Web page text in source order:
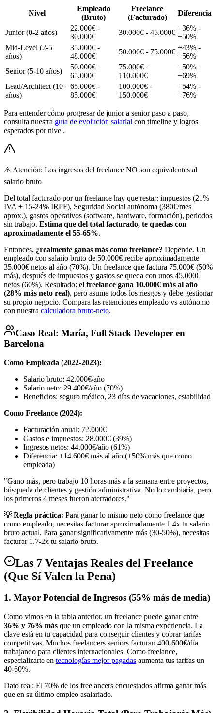
Nivel
Empleado
(Bruto)
Freelance
(Facturado)
Diferencia
Junior (0-2 años)
22.000€ -
30.000€
30.000€ - 45.000€
+36% -
+50%
Mid-Level (2-5
años)
35.000€ -
48.000€
50.000€ - 75.000€
+43% -
+56%
Senior (5-10 años)
50.000€ -
65.000€
75.000€ -
110.000€
+50% -
+69%
Lead/Architect (10+
años)
65.000€ -
85.000€
100.000€ -
150.000€
+54% -
+76%
Para entender cómo progresar de junior a senior paso a paso,
consulta nuestra guía de evolución salarial con timeline y logros
esperados por nivel.
⚠️ Atención: Los ingresos del freelance NO son equivalentes al
salario bruto
Del total facturado por un freelance hay que restar: impuestos (21%
IVA + 15-24% IRPF), Seguridad Social autónoma (380€/mes
aprox.), gastos operativos (software, hardware, formación), periodos
sin trabajo. Estima que del total facturado, te quedas con
aproximadamente el 55-65%.
Entonces, ¿realmente ganas más como freelance? Depende. Un
empleado con salario bruto de 50.000€ recibe aproximadamente
35.000€ netos al año (70%). Un freelance que factura 75.000€ (50%
más), después de impuestos y gastos se queda con unos 45.000€
netos (60%). Resultado: el freelance gana 10.000€ más al año
(28% más neto real), pero asume todos los riesgos y debe gestionar
su propio negocio. Compara las retenciones empleado vs autónomo
con nuestra calculadora bruto-neto.
Caso Real: María, Full Stack Developer en
Barcelona
Como Empleada (2022-2023):
Salario bruto: 42.000€/año
Salario neto: 29.400€/año (70%)
Beneficios: seguro médico, 23 días de vacaciones, estabilidad
Como Freelance (2024):
Facturación anual: 72.000€
Gastos e impuestos: 28.000€ (39%)
Ingresos netos: 44.000€/año (61%)
Diferencia: +14.600€ más al año (+50% más que como
empleada)
"Gano más, pero trabajo 10 horas más a la semana entre proyectos,
búsqueda de clientes y gestión administrativa. No lo cambiaría, pero
los primeros 4 meses fueron aterradores."
💡 Regla práctica: Para ganar lo mismo neto como freelance que
como empleado, necesitas facturar aproximadamente 1.4x tu salario
bruto actual. Para ganar significativamente más (30-50%), necesitas
facturar 1.7-2x tu salario bruto.
Las 7 Ventajas Reales del Freelance
(Que Sí Valen la Pena)
1. Mayor Potencial de Ingresos (55% más de media)
Como vimos en la tabla anterior, un freelance puede ganar entre
36% y 76% más que un empleado con la misma experiencia. La
clave está en tu capacidad para conseguir clientes y cobrar tarifas
competitivas. Muchos freelancers seniors facturan 400-600€/día
trabajando para clientes internacionales. Como freelance,
especializarte en tecnologías mejor pagadas aumenta tus tarifas un
40-60%.
Dato real: El 70% de los freelancers encuestados afirma ganar más
que en su último empleo asalariado.